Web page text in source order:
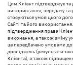
Цим Клієнт підтверджує та
використання, передачу
стосуються умов цього
Сайті та його
підтвердження права
виконання, а також зміну
це передбачено умовами
досліджень (результати
Клієнта), а також